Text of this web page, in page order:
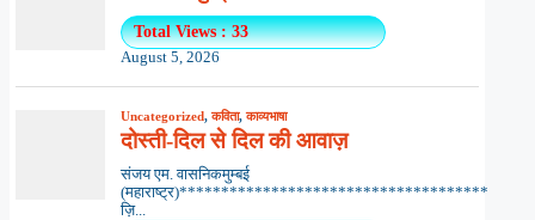
Total Views : 33
August 5, 2026
Uncategorized,कविता,काव्यभाषा
दोस्ती-दिल से दिल की आवाज़
संजय एम. वासनिकमुम्बई
(महाराष्ट्र)*************************************
ज़ि...